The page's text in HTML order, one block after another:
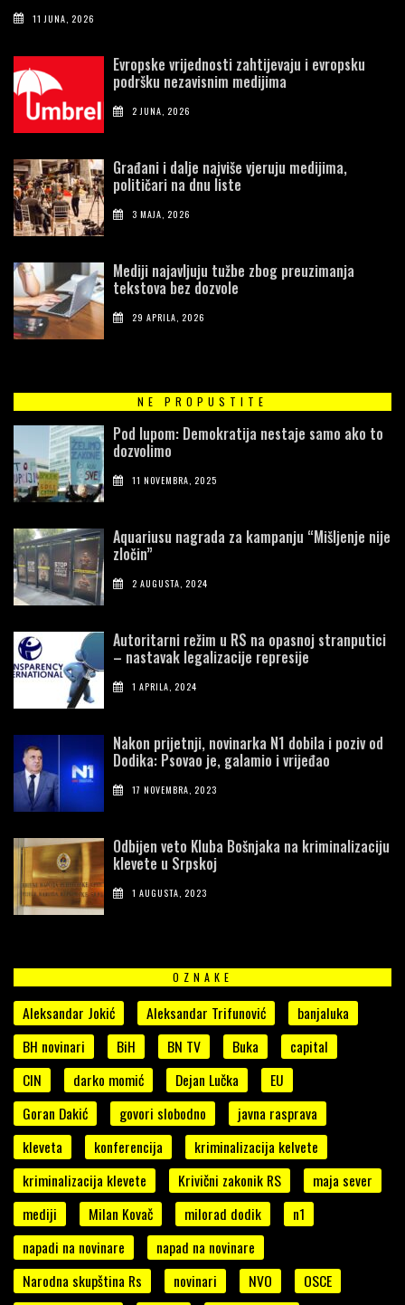
11 JUNA, 2026
Evropske vrijednosti zahtijevaju i evropsku
podršku nezavisnim medijima
2 JUNA, 2026
Građani i dalje najviše vjeruju medijima,
političari na dnu liste
3 MAJA, 2026
Mediji najavljuju tužbe zbog preuzimanja
tekstova bez dozvole
29 APRILA, 2026
NE PROPUSTITE
Pod lupom: Demokratija nestaje samo ako to
dozvolimo
11 NOVEMBRA, 2025
Aquariusu nagrada za kampanju “Mišljenje nije
zločin”
2 AUGUSTA, 2024
Autoritarni režim u RS na opasnoj stranputici
– nastavak legalizacije represije
1 APRILA, 2024
Nakon prijetnji, novinarka N1 dobila i poziv od
Dodika: Psovao je, galamio i vrijeđao
17 NOVEMBRA, 2023
Odbijen veto Kluba Bošnjaka na kriminalizaciju
klevete u Srpskoj
1 AUGUSTA, 2023
OZNAKE
Aleksandar Jokić Aleksandar Trifunović
banjaluka
BH novinari
BiH BN TV Buka
capital
CIN
darko momić Dejan Lučka
EU
Goran Dakić
govori slobodno
javna rasprava
kleveta
konferencija
kriminalizacija kelvete
kriminalizacija klevete
Krivični zakonik RS
maja sever
mediji
Milan Kovač milorad dodik
n1
napadi na novinare
napad na novinare
Narodna skupština Rs
novinari NVO
OSCE